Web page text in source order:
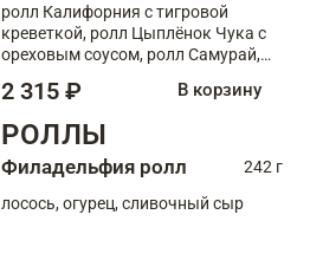
ролл Калифорния с тигровой
креветкой, ролл Цыплёнок Чука с
ореховым соусом, ролл Самурай,
ролл с крабом
2 315 ₽ В корзину
РОЛЛЫ
Филадельфия ролл
242 г
лосось, огурец, сливочный сыр